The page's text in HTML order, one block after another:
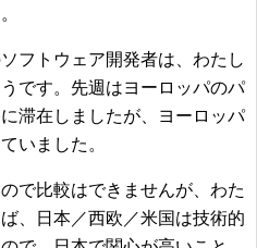
フトウェア開発者は、わたし
です。先週はヨーロッパのパ
滞在しましたが、ヨーロッパ
いました。
で比較はできませんが、わた
、日本／西欧／米国は技術的